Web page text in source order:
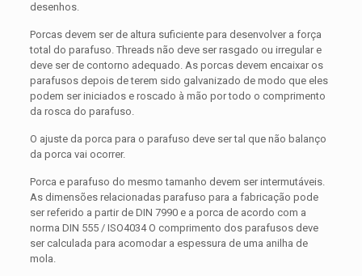
desenhos.
Porcas devem ser de altura suficiente para desenvolver a força
total do parafuso. Threads não deve ser rasgado ou irregular e
deve ser de contorno adequado. As porcas devem encaixar os
parafusos depois de terem sido galvanizado de modo que eles
podem ser iniciados e roscado à mão por todo o comprimento
da rosca do parafuso.
O ajuste da porca para o parafuso deve ser tal que não balanço
da porca vai ocorrer.
Porca e parafuso do mesmo tamanho devem ser intermutáveis.
As dimensões relacionadas parafuso para a fabricação pode
ser referido a partir de DIN 7990 e a porca de acordo com a
norma DIN 555 / ISO4034 O comprimento dos parafusos deve
ser calculada para acomodar a espessura de uma anilha de
mola.